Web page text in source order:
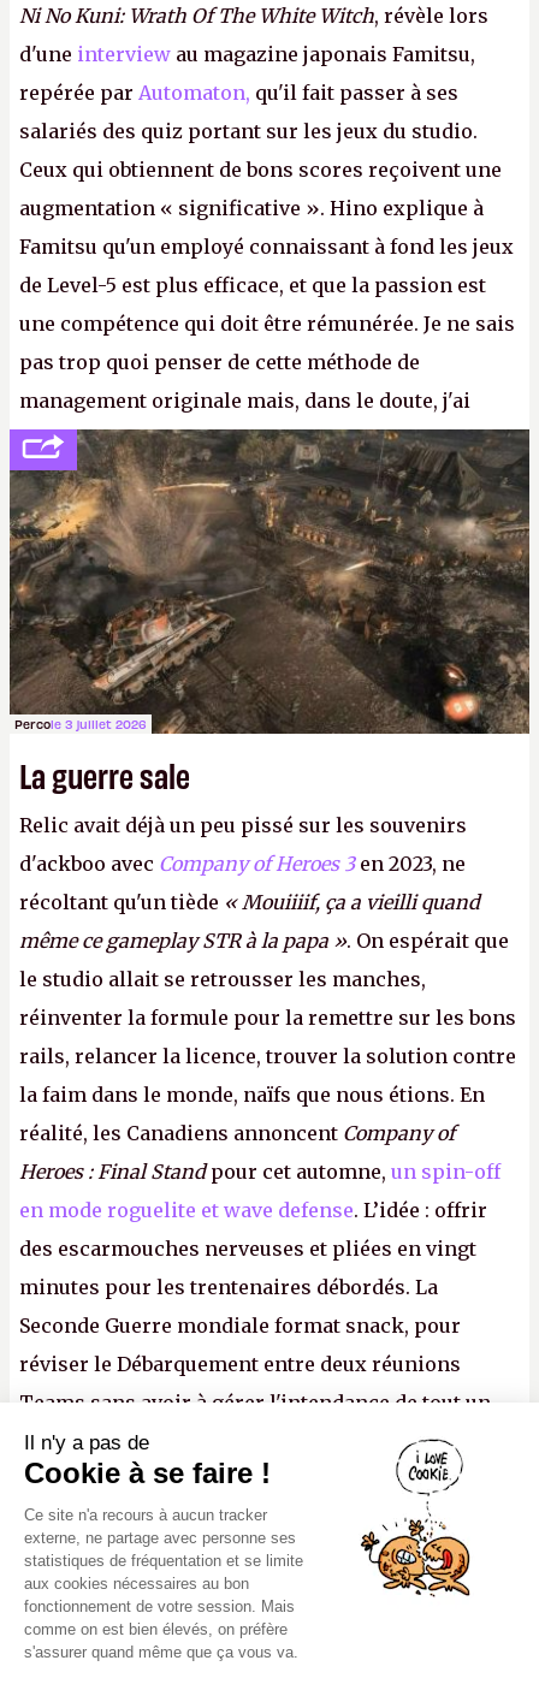
Ni No Kuni: Wrath Of The White Witch, révèle lors
d'une interview au magazine japonais Famitsu,
repérée par Automaton, qu'il fait passer à ses
salariés des quiz portant sur les jeux du studio.
Ceux qui obtiennent de bons scores reçoivent une
augmentation « significative ». Hino explique à
Famitsu qu'un employé connaissant à fond les jeux
de Level-5 est plus efficace, et que la passion est
une compétence qui doit être rémunérée. Je ne sais
pas trop quoi penser de cette méthode de
management originale mais, dans le doute, j'ai
décidé d'apprendre par cœur les 300 derniers
numéros deCanard PCavant de demander une
augmentation à Ivan Le Fou.A.
Percole 3 juillet 2026
La guerre sale
Relic avait déjà un peu pissé sur les souvenirs
d'ackboo avec Company of Heroes 3en 2023, ne
récoltant qu'un tiède « Mouiiiif, ça a vieilli quand
même ce gameplay STR à la papa ». On espérait que
le studio allait se retrousser les manches,
réinventer la formule pour la remettre sur les bons
rails, relancer la licence, trouver la solution contre
la faim dans le monde, naïfs que nous étions. En
réalité, les Canadiens annoncent Company of
Heroes : Final Standpour cet automne, un spin-off
en mode roguelite et wave defense. L’idée : offrir
des escarmouches nerveuses et pliées en vingt
minutes pour les trentenaires débordés. La
Seconde Guerre mondiale format snack, pour
réviser le Débarquement entre deux réunions
Teams sans avoir à gérer l'intendance de tout un
continent. Pauvre ackboo, après avoir uriné sur ses
bottes, Relic vient donc de déféquer dans son
casque.P.
Canard PC
Kiosque numérique
Boutique
Il n'y a pas de
Cookie à se faire !
Ce site n'a recours à aucun tracker
externe, ne partage avec personne ses
statistiques de fréquentation et se limite
aux cookies nécessaires au bon
fonctionnement de votre session. Mais
comme on est bien élevés, on préfère
s'assurer quand même que ça vous va.